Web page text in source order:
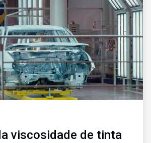
viscosidade de tinta